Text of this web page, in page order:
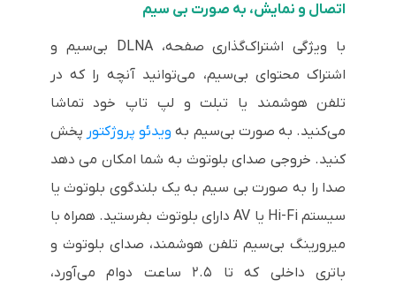
اتصال و نمایش، به صورت بی سیم
با ویژگی اشتراک‌گذاری صفحه، DLNA بی‌سیم و
اشتراک محتوای بی‌سیم، می‌توانید آنچه را که در
تلفن هوشمند یا تبلت و لپ تاپ خود تماشا
می‌کنید. به صورت بی‌سیم به ویدئو پروژکتور پخش
کنید. خروجی صدای بلوتوث به شما امکان می دهد
صدا را به صورت بی سیم به یک بلندگوی بلوتوث یا
سیستم Hi-Fi یا AV دارای بلوتوث بفرستید. همراه با
میرورینگ بی‌سیم تلفن هوشمند، صدای بلوتوث و
باتری داخلی که تا ۲.۵ ساعت دوام می‌آورد،